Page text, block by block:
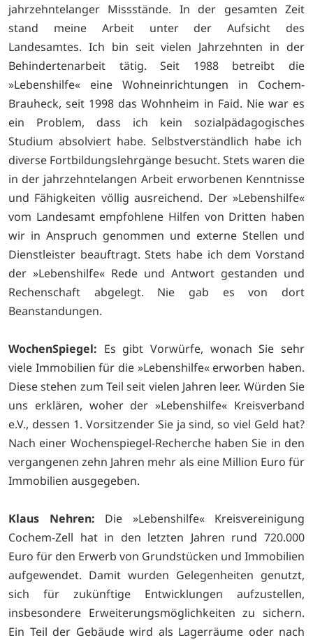
jahrzehntelanger Missstände. In der gesamten Zeit
stand meine Arbeit unter der Aufsicht des
Landesamtes. Ich bin seit vielen Jahrzehnten in der
Behindertenarbeit tätig. Seit 1988 betreibt die
»Lebenshilfe« eine Wohneinrichtungen in Cochem-
Brauheck, seit 1998 das Wohnheim in Faid. Nie war es
ein Problem, dass ich kein sozialpädagogisches
Studium absolviert habe. Selbstverständlich habe ich
diverse Fortbildungslehrgänge besucht. Stets waren die
in der jahrzehntelangen Arbeit erworbenen Kenntnisse
und Fähigkeiten völlig ausreichend. Der »Lebenshilfe«
vom Landesamt empfohlene Hilfen von Dritten haben
wir in Anspruch genommen und externe Stellen und
Dienstleister beauftragt. Stets habe ich dem Vorstand
der »Lebenshilfe« Rede und Antwort gestanden und
Rechenschaft abgelegt. Nie gab es von dort
Beanstandungen.
WochenSpiegel: Es gibt Vorwürfe, wonach Sie sehr
viele Immobilien für die »Lebenshilfe« erworben haben.
Diese stehen zum Teil seit vielen Jahren leer. Würden Sie
uns erklären, woher der »Lebenshilfe« Kreisverband
e.V., dessen 1. Vorsitzender Sie ja sind, so viel Geld hat?
Nach einer Wochenspiegel-Recherche haben Sie in den
vergangenen zehn Jahren mehr als eine Million Euro für
Immobilien ausgegeben.
Klaus Nehren: Die »Lebenshilfe« Kreisvereinigung
Cochem-Zell hat in den letzten Jahren rund 720.000
Euro für den Erwerb von Grundstücken und Immobilien
aufgewendet. Damit wurden Gelegenheiten genutzt,
sich für zukünftige Entwicklungen aufzustellen,
insbesondere Erweiterungsmöglichkeiten zu sichern.
Ein Teil der Gebäude wird als Lagerräume oder nach